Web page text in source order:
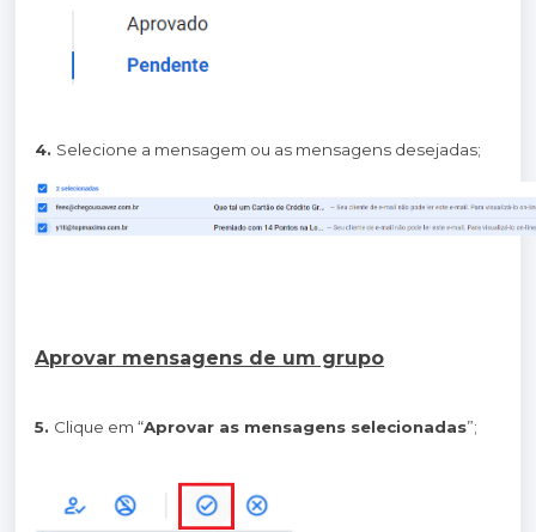
4. Selecione a mensagem ou as mensagens desejadas;
Aprovar mensagens de um grupo
5. Clique em “Aprovar as mensagens selecionadas”;